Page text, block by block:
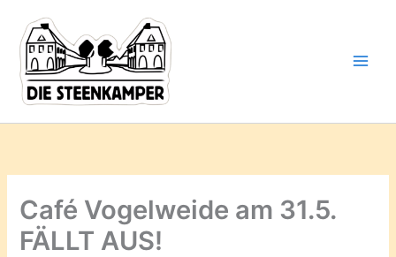
Inhalt
springen
Café Vogelweide am 31.5.
FÄLLT AUS!
deine
Mail-
Adresse
ein ...